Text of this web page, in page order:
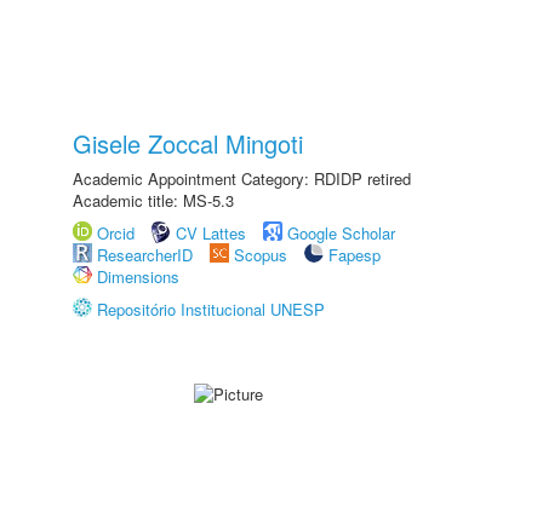
Gisele Zoccal Mingoti
Academic Appointment Category: RDIDP retired
Academic title: MS-5.3
Orcid
CV Lattes
Google Scholar
ResearcherID
Scopus
Fapesp
Dimensions
Repositório Institucional UNESP